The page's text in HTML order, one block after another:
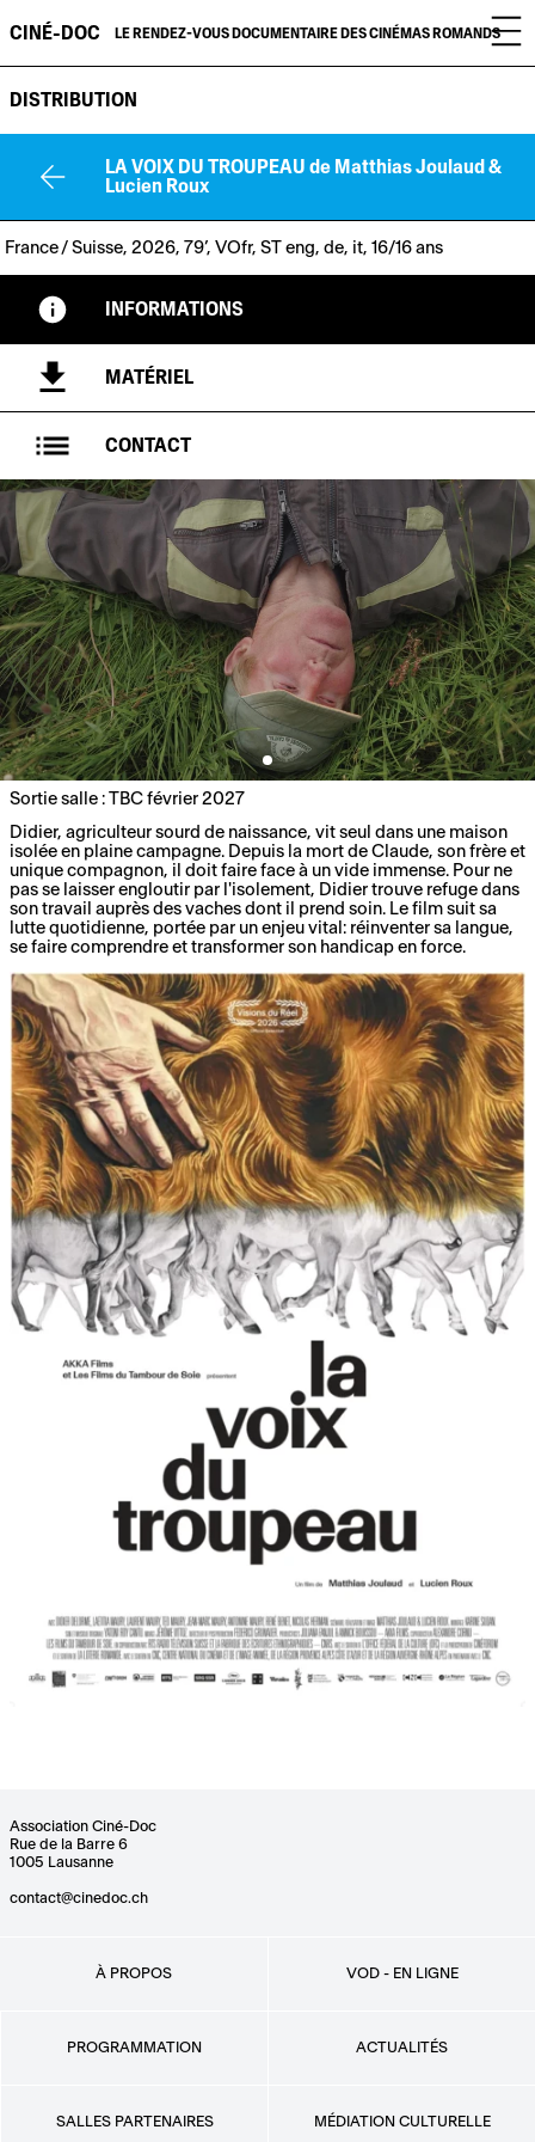
CINÉ-DOC LE RENDEZ-VOUS DOCUMENTAIRE DES CINÉMAS ROMANDS
DISTRIBUTION
LA VOIX DU TROUPEAU de Matthias Joulaud &
Lucien Roux
France / Suisse, 2026, 79’, VOfr, ST eng, de, it, 16/16 ans
INFORMATIONS
MATÉRIEL
CONTACT
Sortie salle : TBC février 2027
Didier, agriculteur sourd de naissance, vit seul dans une maison
isolée en plaine campagne. Depuis la mort de Claude, son frère et
unique compagnon, il doit faire face à un vide immense. Pour ne
pas se laisser engloutir par l'isolement, Didier trouve refuge dans
son travail auprès des vaches dont il prend soin. Le film suit sa
lutte quotidienne, portée par un enjeu vital: réinventer sa langue,
se faire comprendre et transformer son handicap en force.
Association Ciné-Doc
Rue de la Barre 6
1005 Lausanne
contact@cinedoc.ch
À PROPOS VOD - EN LIGNE
PROGRAMMATION ACTUALITÉS
SALLES PARTENAIRES MÉDIATION CULTURELLE